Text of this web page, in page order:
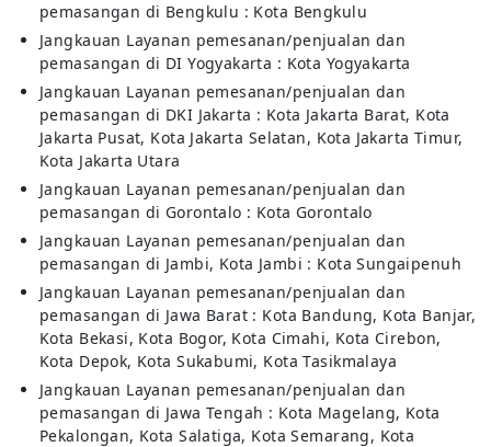
pemasangan di Bengkulu : Kota Bengkulu
Jangkauan Layanan pemesanan/penjualan dan
pemasangan di DI Yogyakarta : Kota Yogyakarta
Jangkauan Layanan pemesanan/penjualan dan
pemasangan di DKI Jakarta : Kota Jakarta Barat, Kota
Jakarta Pusat, Kota Jakarta Selatan, Kota Jakarta Timur,
Kota Jakarta Utara
Jangkauan Layanan pemesanan/penjualan dan
pemasangan di Gorontalo : Kota Gorontalo
Jangkauan Layanan pemesanan/penjualan dan
pemasangan di Jambi, Kota Jambi : Kota Sungaipenuh
Jangkauan Layanan pemesanan/penjualan dan
pemasangan di Jawa Barat : Kota Bandung, Kota Banjar,
Kota Bekasi, Kota Bogor, Kota Cimahi, Kota Cirebon,
Kota Depok, Kota Sukabumi, Kota Tasikmalaya
Jangkauan Layanan pemesanan/penjualan dan
pemasangan di Jawa Tengah : Kota Magelang, Kota
Pekalongan, Kota Salatiga, Kota Semarang, Kota